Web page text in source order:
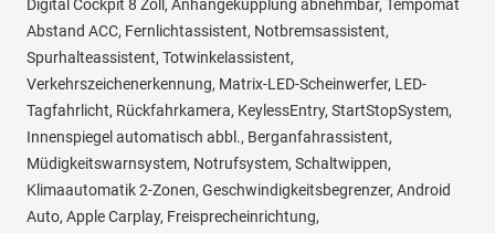
Digital Cockpit 8 Zoll, Anhängekupplung abnehmbar, Tempomat
Abstand ACC, Fernlichtassistent, Notbremsassistent,
Spurhalteassistent, Totwinkelassistent,
Verkehrszeichenerkennung, Matrix-LED-Scheinwerfer, LED-
Tagfahrlicht, Rückfahrkamera, KeylessEntry, StartStopSystem,
Innenspiegel automatisch abbl., Berganfahrassistent,
Müdigkeitswarnsystem, Notrufsystem, Schaltwippen,
Klimaautomatik 2-Zonen, Geschwindigkeitsbegrenzer, Android
Auto, Apple Carplay, Freisprecheinrichtung,